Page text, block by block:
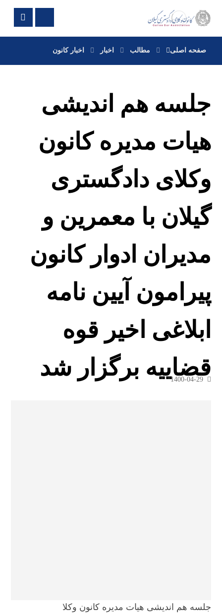
صفحه اصلی مطالب اخبار اخبار کانون
جلسه هم اندیشی
هیات مدیره کانون
وکلای دادگستری
گیلان با معمرین و
مدیران ادوار کانون
پیرامون آیین نامه
ابلاغی اخیر قوه
قضاییه برگزار شد
1400-04-29
جلسه هم اندیشی هیات مدیره کانون وکلا